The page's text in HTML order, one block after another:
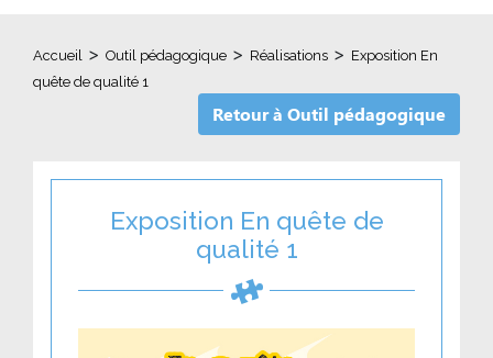
Accueil > Outil pédagogique > Réalisations > Exposition En
quête de qualité 1
Retour à Outil pédagogique
Exposition En quête de
qualité 1